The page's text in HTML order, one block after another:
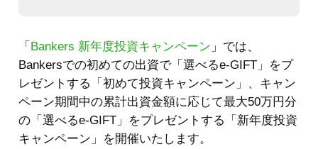
「 Bankers 新年度投資キャンペーン 」では、
Bankersでの初めての出資で「選べるe-GIFT」をプ
レゼントする「初めて投資キャンペーン」、キャン
ペーン期間中の累計出資金額に応じて最大50万円分
の「選べるe-GIFT」をプレゼントする「新年度投資
キャンペーン」を開催いたします。